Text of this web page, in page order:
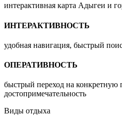
интерактивная карта Адыгеи и
ИНТЕРАКТИВНОСТЬ
удобная навигация, быстрый
ОПЕРАТИВНОСТЬ
быстрый переход на конкретную
достопримечательность
Виды отдыха